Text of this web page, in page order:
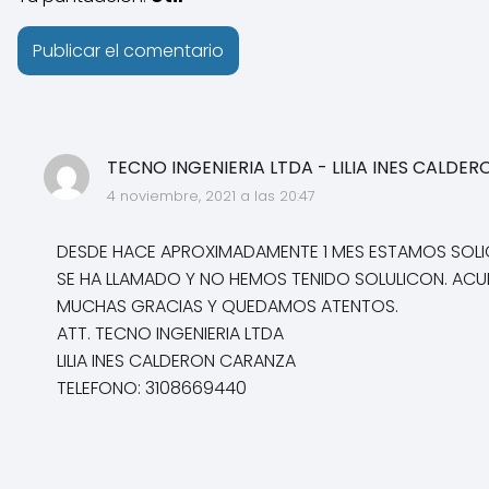
TECNO INGENIERIA LTDA - LILIA INES
4 noviembre, 2021 a las 20:47
DESDE HACE APROXIMADAMENTE 1 MES ESTAMOS
SE HA LLAMADO Y NO HEMOS TENIDO SOLULICON.
MUCHAS GRACIAS Y QUEDAMOS ATENTOS.
ATT. TECNO INGENIERIA LTDA
LILIA INES CALDERON CARANZA
TELEFONO: 3108669440